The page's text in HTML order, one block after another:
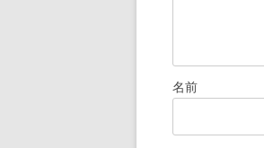
名前